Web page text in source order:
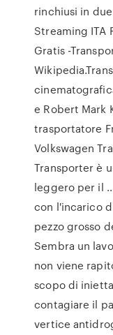
rinchiusi in
Streaming ITA
Gratis -
e Robert Mark
trasportatore
Volkswagen
Transporter è
leggero per il
con l'incarico
pezzo grosso
Sembra un
non viene
scopo di
contagiare il
vertice